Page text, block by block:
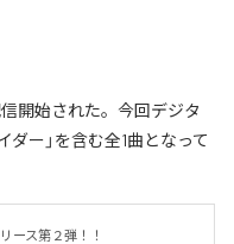
信開始された。今回デジタ
ダー」を含む全1曲となって
ース第２弾！！